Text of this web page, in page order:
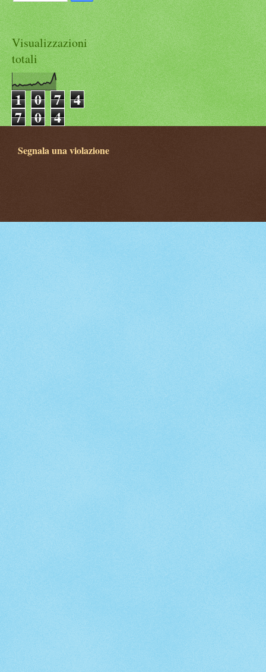
Visualizzazioni
totali
1 0 7 4
7 0 4
Segnala una violazione